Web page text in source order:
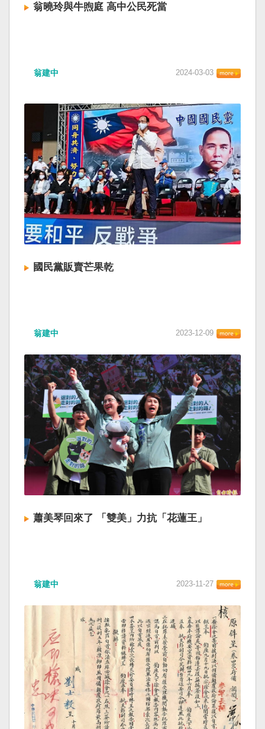
翁曉玲與牛煦庭 高中公民死當
翁建中 2024-03-03
國民黨販賣芒果乾
翁建中 2023-12-09
蕭美琴回來了 「雙美」力抗「花蓮王」
翁建中 2023-11-27